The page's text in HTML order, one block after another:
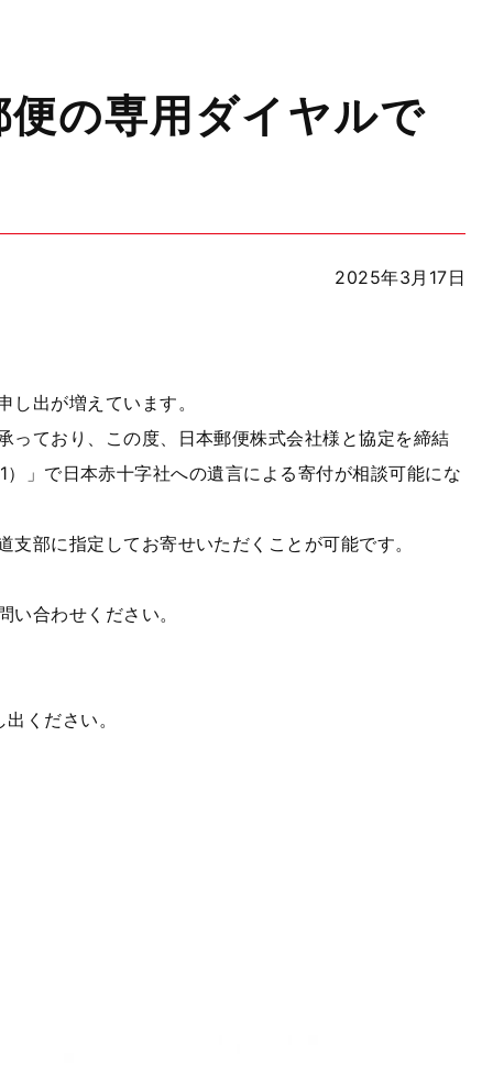
の専用ダイヤルで
2025年3月17日
出が増えています。
ており、この度、日本郵便株式会社様と協定を締結
」で日本赤十字社への遺言による寄付が相談可能にな
部に指定してお寄せいただくことが可能です。
合わせください。
ください。